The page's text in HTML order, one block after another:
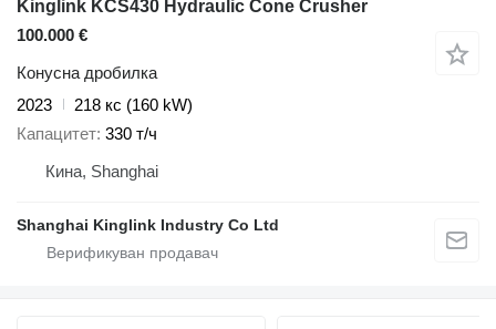
Kinglink KCS430 Hydraulic Cone Crusher
100.000 €
Конусна дробилка
2023
218 кс (160 kW)
Капацитет 330 т/ч
Кина, Shanghai
Shanghai Kinglink Industry Co Ltd